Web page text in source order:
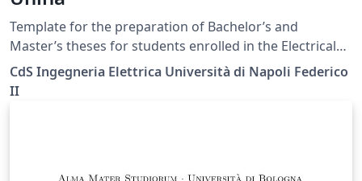
Template for the preparation of Bachelor’s and
Master’s theses for students enrolled in the Electrical
Engineering degree programs at the University of
Naples Federico II, in accordance with the official
CdS Ingegneria Elettrica Università di Napoli Federico
II